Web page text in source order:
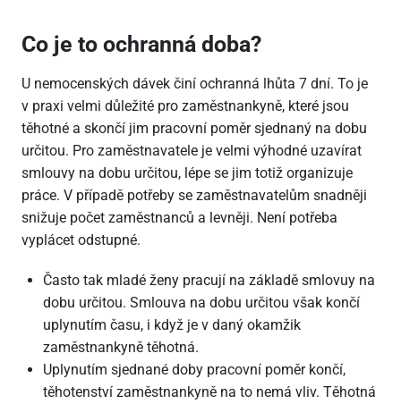
Co je to ochranná doba?
U nemocenských dávek činí ochranná lhůta 7 dní. To je
v praxi velmi důležité pro zaměstnankyně, které jsou
těhotné a skončí jim pracovní poměr sjednaný na dobu
určitou. Pro zaměstnavatele je velmi výhodné uzavírat
smlouvy na dobu určitou, lépe se jim totiž organizuje
práce. V případě potřeby se zaměstnavatelům snadněji
snižuje počet zaměstnanců a levněji. Není potřeba
vyplácet odstupné.
Často tak mladé ženy pracují na základě smlovuy na
dobu určitou. Smlouva na dobu určitou však končí
uplynutím času, i když je v daný okamžik
zaměstnankyně těhotná.
Uplynutím sjednané doby pracovní poměr končí,
těhotenství zaměstnankyně na to nemá vliv. Těhotná